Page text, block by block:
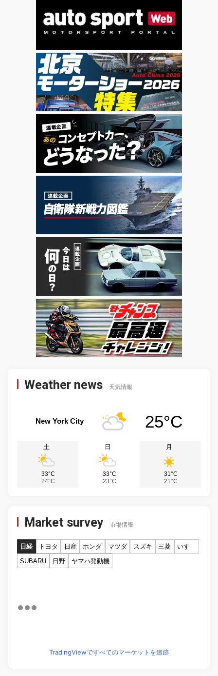
Weather news 天気情報
New York City 25°C
土
33°C
24°C
日
33°C
23°C
月
31°C
21°C
Market survey 市場情報
日経 トヨタ 日産 ホンダ マツダ スズキ 三菱
いすゞ
SUBARU
日野 ヤマハ発動機
TradingViewですべてのマーケットを追跡